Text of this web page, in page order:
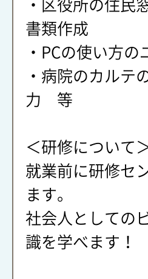
・区役所の住民
書類作成
・PCの使い方
・病院のカルテ
力 等
＜研修について
就業前に研修セ
ます。
社会人としての
識を学べます！